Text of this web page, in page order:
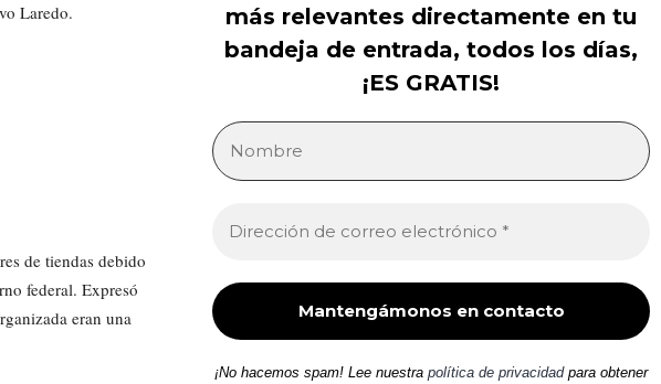
Laredo.
de tiendas debido
federal. Expresó
eran una
más relevantes directamente en tu
bandeja de entrada, todos los días,
¡ES GRATIS!
¡No hacemos spam! Lee nuestra política de privacidadpara obtener